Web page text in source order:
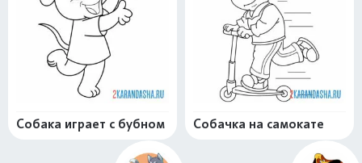
Собака играет с бубном Собачка на самокате